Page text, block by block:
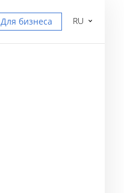
Для бизнеса RU